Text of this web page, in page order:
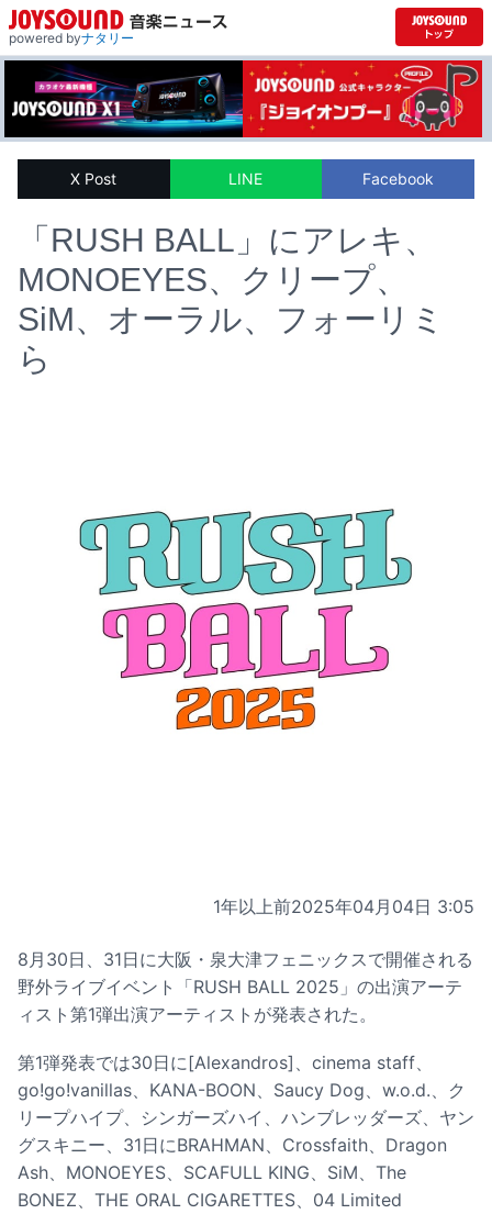
powered byナタリー
X Post LINE Facebook
「RUSH BALL」にアレキ、
MONOEYES、クリープ、
SiM、オーラル、フォーリミ
ら
1年以上前2025年04月04日 3:05
8月30日、31日に大阪・泉大津フェニックスで開催される
野外ライブイベント「RUSH BALL 2025」の出演アーテ
ィスト第1弾出演アーティストが発表された。
第1弾発表では30日に[Alexandros]、cinema staff、
go!go!vanillas、KANA-BOON、Saucy Dog、w.o.d.、ク
リープハイプ、シンガーズハイ、ハンブレッダーズ、ヤン
グスキニー、31日にBRAHMAN、Crossfaith、Dragon
Ash、MONOEYES、SCAFULL KING、SiM、The
BONEZ、THE ORAL CIGARETTES、04 Limited